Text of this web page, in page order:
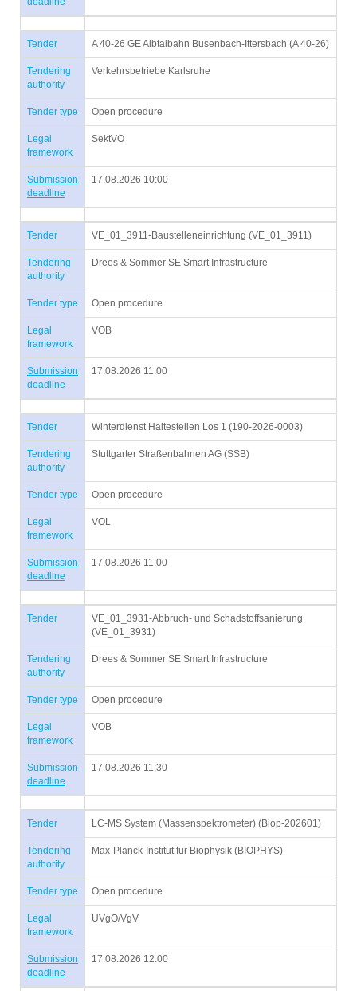
Tender A 40-26 GE Albtalbahn Busenbach-Ittersbach (A 40-26)
Tendering
authority
Verkehrsbetriebe Karlsruhe
Tender type Open procedure
Legal
framework
SektVO
Submission
deadline
17.08.2026 10:00
Tender VE_01_3911-Baustelleneinrichtung (VE_01_3911)
Tendering
authority
Drees & Sommer SE Smart Infrastructure
Tender type Open procedure
Legal
framework
VOB
Submission
deadline
17.08.2026 11:00
Tender Winterdienst Haltestellen Los 1 (190-2026-0003)
Tendering
authority
Stuttgarter Straßenbahnen AG (SSB)
Tender type Open procedure
Legal
framework
VOL
Submission
deadline
17.08.2026 11:00
Tender
VE_01_3931-Abbruch- und Schadstoffsanierung
(VE_01_3931)
Tendering
authority
Drees & Sommer SE Smart Infrastructure
Tender type Open procedure
Legal
framework
VOB
Submission
deadline
17.08.2026 11:30
Tender LC-MS System (Massenspektrometer) (Biop-202601)
Tendering
authority
Max-Planck-Institut für Biophysik (BIOPHYS)
Tender type Open procedure
Legal
framework
UVgO/VgV
Submission
deadline
17.08.2026 12:00